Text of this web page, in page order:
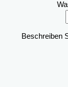
Beschreiben